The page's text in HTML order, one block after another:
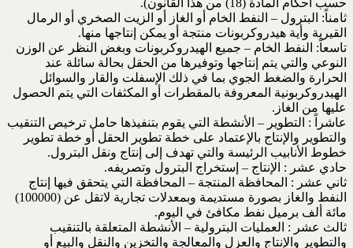
حسب أحكام المادة (18) من هذا القانون).
ثامناً: البترول – النفط الخام أو الغاز أو الزيت الصخري أو الرمال
القيرية وأية هيدروكربونات منتجة أو يمكن إنتاجها منها.
تاسعاً: النفط الخام – جميع الهيدروكربونات وبغض النظر عن الوزن
النوعي والتي يتم إنتاجها وتوفيرها من الحقل بحالة سائلة عند
الحرارة والضغط الجوي بما في ذلك الإسفلت والقار والسوائل
الهيدروكربونية المعروفة بالمقطرات أو المكثفات التي يتم الحصول
عليها من الغاز.
عاشراً : التطوير – الأنشطة التي يقوم بتنفيذها حامل ترخيص التنقيب
والتطوير والإنتاج بالإعتماد على خطة تطوير الحقل أو خطة تطوير
خطوط الأنابيب الرئيسة والتي تهدف إلى إنتاج ونقل البترول.
حادي عشر : الإنتاج – إستخراج البترول وتصريفه.
ثاني عشر : المحافظة المنتجة – المحافظة التي يتحقق فيها إنتاج
النفط والغاز بصورة مستديمة وبمعدلات تجارية لاتقل عن (100000)
مائة ألف برميل نفط مكافئ في اليوم.
ثالث عشر : العمليات البترولية – الأنشطة المتعلقة بالتنقيب
والتطوير والإنتاج والعزل والمعالجة والتخزين والنقل والبيع أو